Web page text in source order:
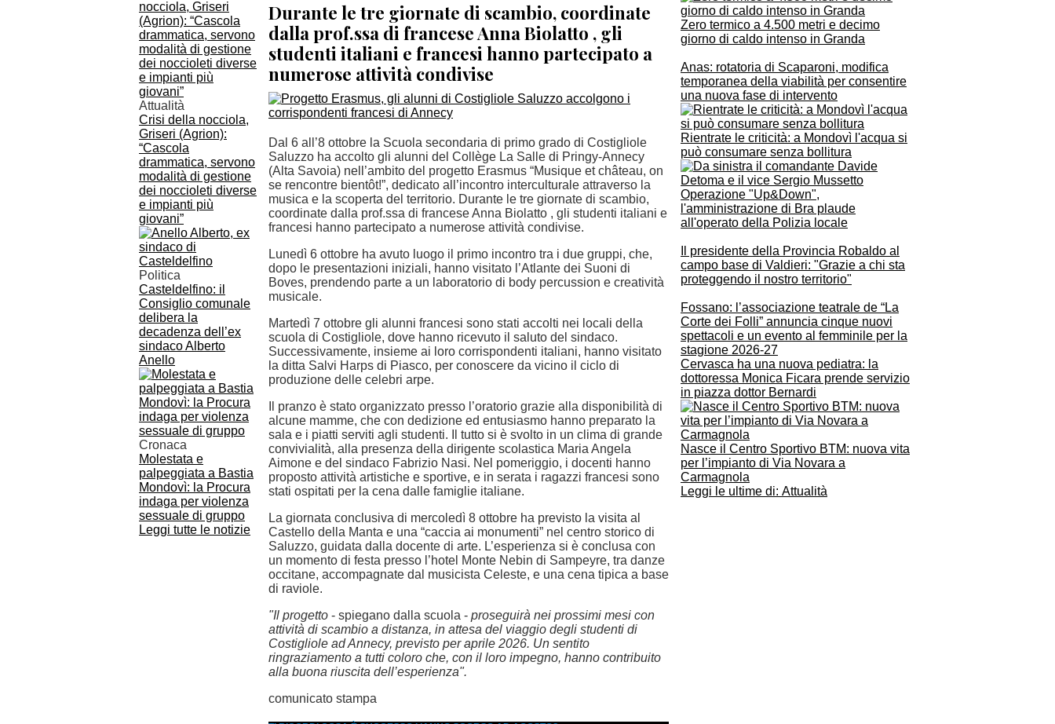
Zero termico a 4.500 metri e decimo
giorno di caldo intenso in Granda
Anas: rotatoria di Scaparoni, modifica
temporanea della viabilità per consentire
una nuova fase di intervento
Rientrate le criticità: a Mondovì l'acqua si
può consumare senza bollitura
Operazione "Up&Down",
l'amministrazione di Bra plaude
all'operato della Polizia locale
Il presidente della Provincia Robaldo al
campo base di Valdieri: "Grazie a chi sta
proteggendo il nostro territorio"
Fossano: l’associazione teatrale de “La
Corte dei Folli” annuncia cinque nuovi
spettacoli e un evento al femminile per la
stagione 2026-27
Cervasca ha una nuova pediatra: la
dottoressa Monica Ficara prende servizio
in piazza dottor Bernardi
Nasce il Centro Sportivo BTM: nuova vita
per l’impianto di Via Novara a
Carmagnola
Leggi le ultime di: Attualità
Attualità
Crisi della nocciola,
Griseri (Agrion):
“Cascola
drammatica, servono
modalità di gestione
dei noccioleti diverse
e impianti più
giovani”
Politica
Casteldelfino: il
Consiglio comunale
delibera la
decadenza dell’ex
sindaco Alberto
Anello
Cronaca
Molestata e
palpeggiata a Bastia
Mondovì: la Procura
indaga per violenza
sessuale di gruppo
Leggi tutte le notizie
Durante le tre giornate di scambio, coordinate
dalla prof.ssa di francese Anna Biolatto , gli
studenti italiani e francesi hanno partecipato a
numerose attività condivise
Dal 6 all’8 ottobre la Scuola secondaria di primo grado di Costigliole
Saluzzo ha accolto gli alunni del Collège La Salle di Pringy-Annecy
(Alta Savoia) nell’ambito del progetto Erasmus “Musique et château, on
se rencontre bientôt!”, dedicato all’incontro interculturale attraverso la
musica e la scoperta del territorio. Durante le tre giornate di scambio,
coordinate dalla prof.ssa di francese Anna Biolatto , gli studenti italiani e
francesi hanno partecipato a numerose attività condivise.
Lunedì 6 ottobre ha avuto luogo il primo incontro tra i due gruppi, che,
dopo le presentazioni iniziali, hanno visitato l’Atlante dei Suoni di
Boves, prendendo parte a un laboratorio di body percussion e creatività
musicale.
Martedì 7 ottobre gli alunni francesi sono stati accolti nei locali della
scuola di Costigliole, dove hanno ricevuto il saluto del sindaco.
Successivamente, insieme ai loro corrispondenti italiani, hanno visitato
la ditta Salvi Harps di Piasco, per conoscere da vicino il ciclo di
produzione delle celebri arpe.
Il pranzo è stato organizzato presso l’oratorio grazie alla disponibilità di
alcune mamme, che con dedizione ed entusiasmo hanno preparato la
sala e i piatti serviti agli studenti. Il tutto si è svolto in un clima di grande
convivialità, alla presenza della dirigente scolastica Maria Angela
Aimone e del sindaco Fabrizio Nasi. Nel pomeriggio, i docenti hanno
proposto attività artistiche e sportive, e in serata i ragazzi francesi sono
stati ospitati per la cena dalle famiglie italiane.
La giornata conclusiva di mercoledì 8 ottobre ha previsto la visita al
Castello della Manta e una “caccia ai monumenti” nel centro storico di
Saluzzo, guidata dalla docente di arte. L’esperienza si è conclusa con
un momento di festa presso l’hotel Monte Nebin di Sampeyre, tra danze
occitane, accompagnate dal musicista Celeste, e una cena tipica a base
di raviole.
"Il progetto - spiegano dalla scuola - proseguirà nei prossimi mesi con
attività di scambio a distanza, in attesa del viaggio degli studenti di
Costigliole ad Annecy, previsto per aprile 2026. Un sentito
ringraziamento a tutti coloro che, con il loro impegno, hanno contribuito
alla buona riuscita dell’esperienza".
comunicato stampa